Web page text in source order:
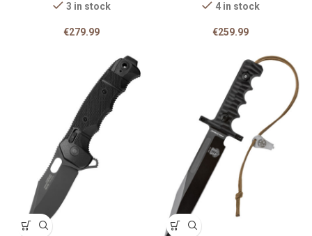
3 in stock
€279.99
4 in stock
€259.99